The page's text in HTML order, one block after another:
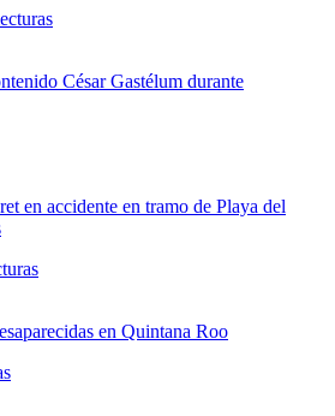
César Gastélum durante
en accidente en tramo de Playa del
en Quintana Roo